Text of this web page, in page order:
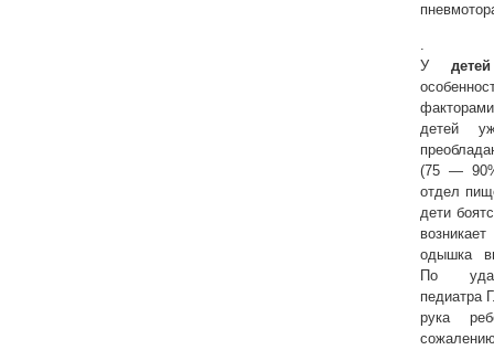
.
Удетей
детей
(75 —
отдел
дети
одышка
По
педиатра
рука